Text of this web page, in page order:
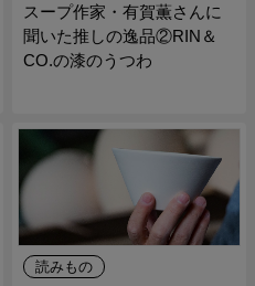
スープ作家・有賀薫さんに
聞いた推しの逸品②RIN＆
CO.の漆のうつわ
読みもの